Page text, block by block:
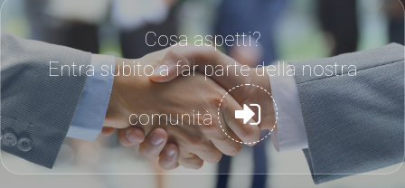
Cosa aspetti?
Entra subito a far parte della nostra
comunità